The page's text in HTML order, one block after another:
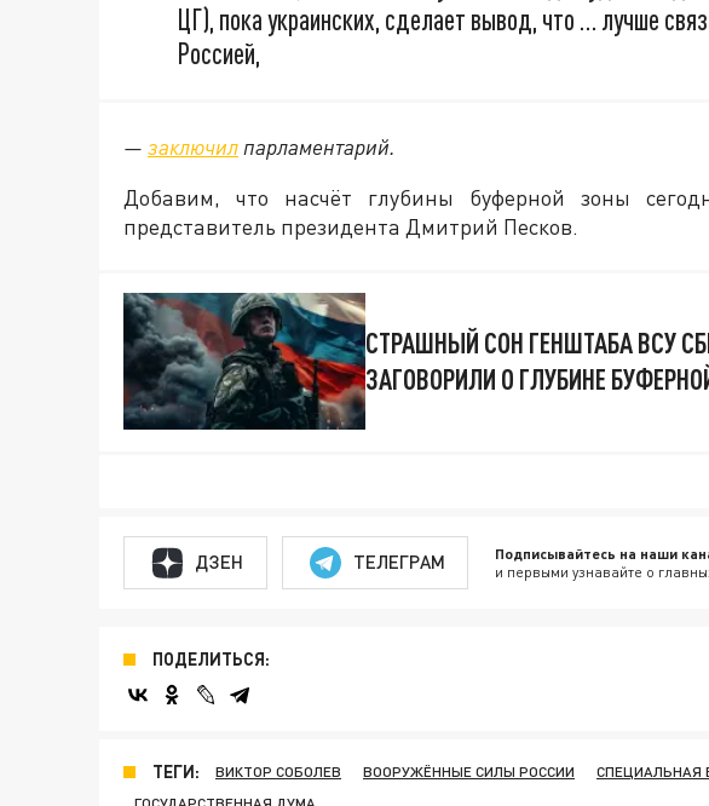
ЦГ), пока украинских, сделает вывод, что … лучше
Россией,
— заключил парламентарий.
Добавим, что насчёт глубины буферной зоны
представитель президента Дмитрий Песков.
СТРАШНЫЙ СОН ГЕНШТАБА ВСУ
ЗАГОВОРИЛИ О ГЛУБИНЕ
ДЗЕН ТЕЛЕГРАМ Подписывайтесь на наши
и первыми узнавайте о
ПОДЕЛИТЬСЯ:
ТЕГИ: ВИКТОР СОБОЛЕВ ВООРУЖЁННЫЕ СИЛЫ РОССИИ
СПЕЦИАЛЬНАЯ